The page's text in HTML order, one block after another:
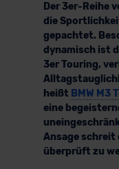
Der 3er-Reihe
die
gepachtet.
dynamisch ist
3er Touring,
heißt BMW M3
eine
Ansage schreit
überprüft zu